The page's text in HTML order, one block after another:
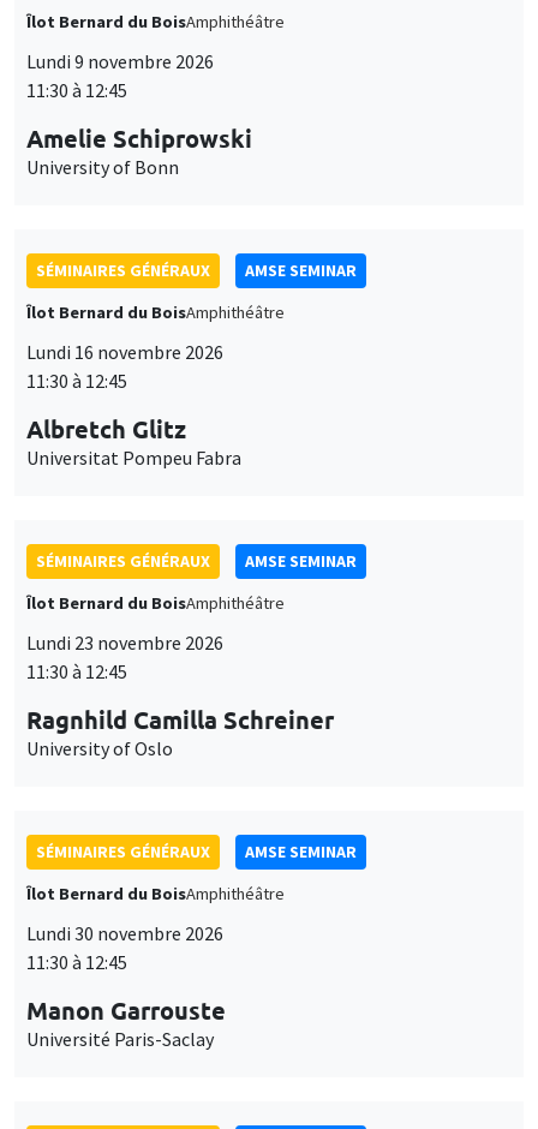
Îlot Bernard du BoisAmphithéâtre
Lundi 9 novembre 2026
11:30 à 12:45
Amelie Schiprowski
University of Bonn
SÉMINAIRES GÉNÉRAUX
AMSE SEMINAR
Îlot Bernard du BoisAmphithéâtre
Lundi 16 novembre 2026
11:30 à 12:45
Albretch Glitz
Universitat Pompeu Fabra
SÉMINAIRES GÉNÉRAUX
AMSE SEMINAR
Îlot Bernard du BoisAmphithéâtre
Lundi 23 novembre 2026
11:30 à 12:45
Ragnhild Camilla Schreiner
University of Oslo
SÉMINAIRES GÉNÉRAUX
AMSE SEMINAR
Îlot Bernard du BoisAmphithéâtre
Lundi 30 novembre 2026
11:30 à 12:45
Manon Garrouste
Université Paris-Saclay